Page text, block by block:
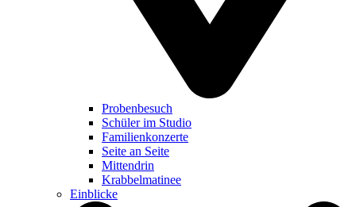
Probenbesuch
Schüler im Studio
Familienkonzerte
Seite an Seite
Mittendrin
Krabbelmatinee
Einblicke